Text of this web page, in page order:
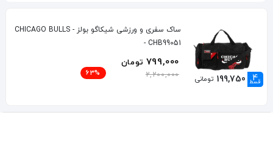
4
قسط 199,750 تومانی
ساک سفری و ورزشی شیکاگو بولز - CHICAGO BULLS
- CHB99051
799,000 تومان
2,200,000
63%